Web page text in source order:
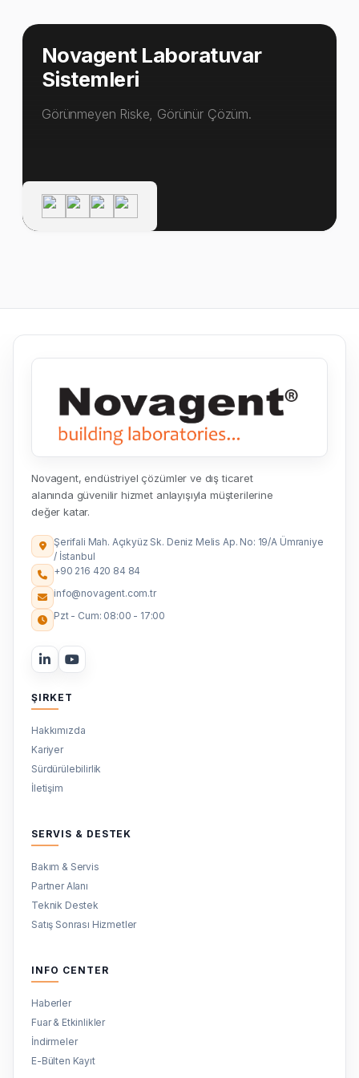
Novagent Laboratuvar
Sistemleri
Görünmeyen Riske, Görünür Çözüm.
Novagent, endüstriyel çözümler ve dış ticaret
alanında güvenilir hizmet anlayışıyla müşterilerine
değer katar.
Şerifali Mah. Açıkyüz Sk. Deniz Melis Ap. No: 19/A Ümraniye
/ İstanbul
+90 216 420 84 84
info@novagent.com.tr
Pzt - Cum: 08:00 - 17:00
ŞIRKET
Hakkımızda
Kariyer
Sürdürülebilirlik
İletişim
SERVIS & DESTEK
Bakım & Servis
Partner Alanı
Teknik Destek
Satış Sonrası Hizmetler
INFO CENTER
Haberler
Fuar & Etkinlikler
İndirmeler
E-Bülten Kayıt